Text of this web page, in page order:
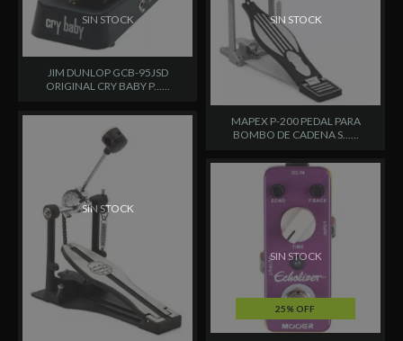
SIN STOCK
JIM DUNLOP GCB-95JSD
ORIGINAL CRY BABY P......
SIN STOCK
MAPEX P-200 PEDAL PARA
BOMBO DE CADENA S......
SIN STOCK
25% OFF
SIN STOCK